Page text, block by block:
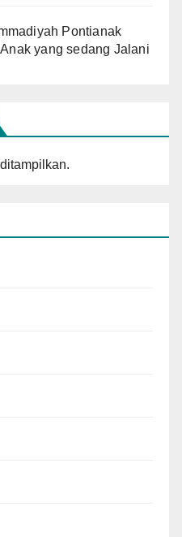
Pontianak
yang sedang Jalani